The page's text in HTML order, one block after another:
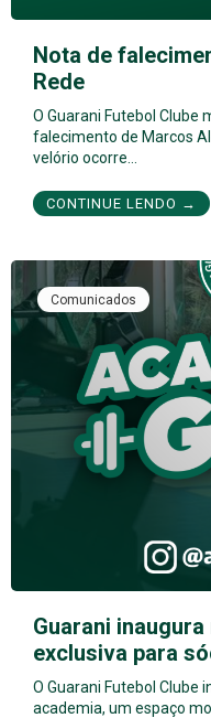
Nota de
Rede
O Guarani Futebol
falecimento de Marcos
velório ocorre…
CONTINUE LENDO →
Comunicados
Guarani
exclusiva para
O Guarani Futebol Clube
academia, um espaço